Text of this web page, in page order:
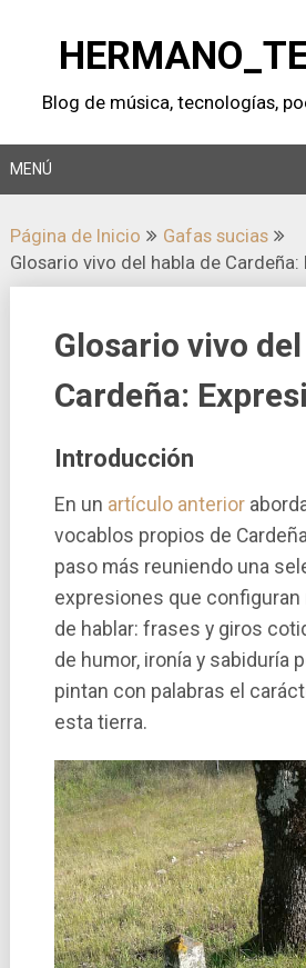
contenido
Blog de música, tecnologí­as,
MENÚ
Página de Inicio
Gafas sucias
Glosario vivo del habla de Cardeña:
Glosario vivo
Cardeña:
Introducción
En un artículo anterior
vocablos propios de
paso más reuniendo una
expresiones que
de hablar: frases y giros
de humor, ironía y sabiduría
pintan con palabras el
esta tierra.